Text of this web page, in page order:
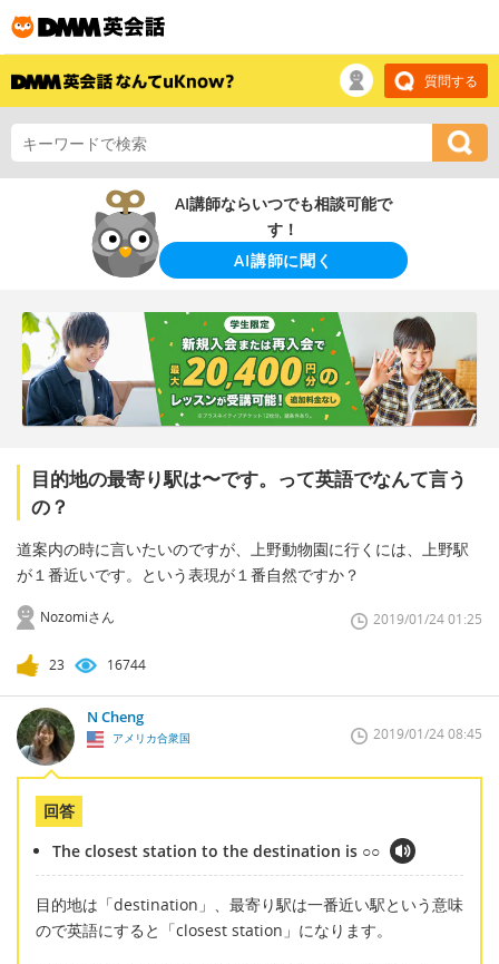
質問する
AI講師ならいつでも相談可能で
す！
AI講師に聞く
目的地の最寄り駅は〜です。って英語でなんて言う
の？
道案内の時に言いたいのですが、上野動物園に行くには、上野駅
が１番近いです。という表現が１番自然ですか？
Nozomiさん 2019/01/24 01:25
23 16744
N Cheng
アメリカ合衆国 2019/01/24 08:45
回答
The closest station to the destination is ○○
目的地は「destination」、最寄り駅は一番近い駅という意味
ので英語にすると「closest station」になります。